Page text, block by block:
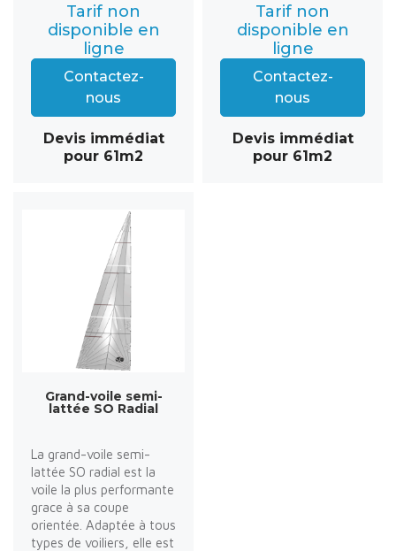
Tarif non
disponible en
ligne
Contactez-
nous
Devis immédiat
pour 61m2
Tarif non
disponible en
ligne
Contactez-
nous
Devis immédiat
pour 61m2
Grand-voile semi-
lattée SO Radial
La grand-voile semi-
lattée SO radial est la
voile la plus performante
grace à sa coupe
orientée. Adaptée à tous
types de voiliers, elle est